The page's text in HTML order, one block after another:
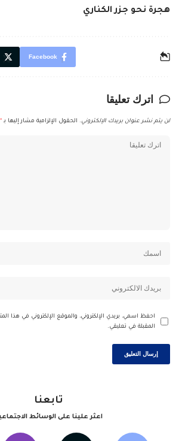
هجرة نحو جزر الكناري
Facebook
اترك تعليقا
لن يتم نشر عنوان بريدك الإلكتروني. الحقول الإلزامية مشار إليها بـ *
احفظ اسمي، بريدي الإلكتروني، والموقع الإلكتروني في هذا
المقبلة في تعليقي.
تابعنا
اعثر علينا على الوسائط